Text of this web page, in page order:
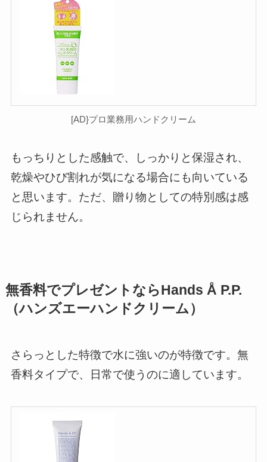
[AD}プロ業務用ハンドクリーム
もっちりとした感触で、しっかりと保湿され、
乾燥やひび割れが気になる場合にも向いている
と思います。ただ、贈り物としての特別感は感
じられません。
無香料でプレゼントならHands Å P.P.
（ハンズエーハンドクリーム）
さらっとした特徴で水に強いのが特徴です。無
香料タイプで、日常で使うのに適しています。